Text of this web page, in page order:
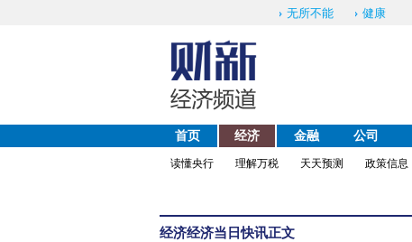
无所不能 健康
首页 经济 金融 公司
读懂央行
理解万税 天天预测 政策信息
经济经济当日快讯正文